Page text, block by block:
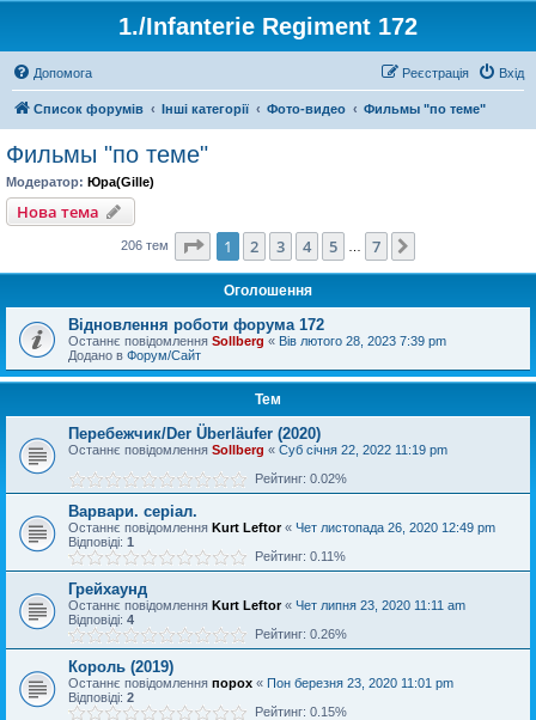
1./Infanterie Regiment 172
Допомога Вхід
Реєстрація
Список форумів Інші категорії Фото-видео Фильмы "по теме"
Фильмы "по теме"
Модератор: Юра(Gille)
Нова тема
206 тем Сторінка 1 7
1 2 3 4 5 7
Оголошення
Відновлення роботи форума 172
Останнє повідомлення Sollberg « Вів лютого 28, 2023 7:39 pm
Додано в Форум/Сайт
Тем
Перебежчик/Der Überläufer (2020)
Останнє повідомлення Sollberg « Суб січня 22, 2022 11:19 pm
Рейтинг: 0.02%
Варвари. серіал.
Останнє повідомлення Kurt Leftor« Чет листопада 26, 2020 12:49 pm
Відповіді: 1
Рейтинг: 0.11%
Грейхаунд
Останнє повідомлення Kurt Leftor« Чет липня 23, 2020 11:11 am
Відповіді: 4
Рейтинг: 0.26%
Король (2019)
Останнє повідомлення порох « Пон березня 23, 2020 11:01 pm
Відповіді: 2
Рейтинг: 0.15%